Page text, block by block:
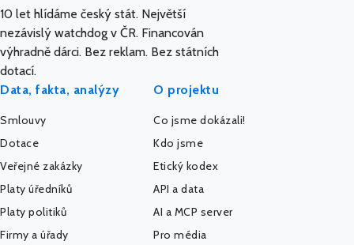
10 let hlídáme český stát. Největší
nezávislý watchdog v ČR. Financován
výhradně dárci. Bez reklam. Bez státních
dotací.
Data, fakta, analýzy
Smlouvy
Dotace
Veřejné zakázky
Platy úředníků
Platy politiků
Firmy a úřady
O projektu
Co jsme dokázali!
Kdo jsme
Etický kodex
API a data
AI a MCP server
Pro média